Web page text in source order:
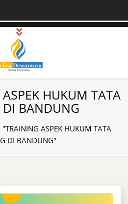
Pelatihan
Sertifikasi –
Training
Indonesia
Sertifikasi di Indonesia
HUKUM TATA
DI BANDUNG
ASPEK HUKUM TATA
DI BANDUNG"